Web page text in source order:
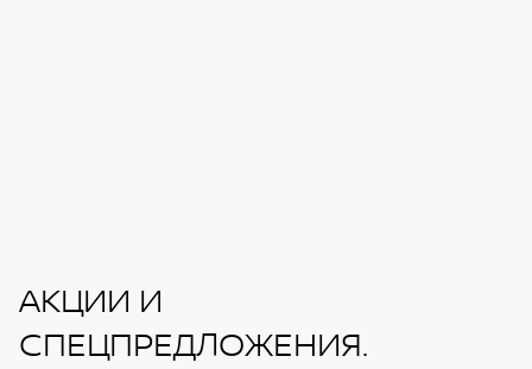
АКЦИИ И
СПЕЦПРЕДЛОЖЕНИЯ.